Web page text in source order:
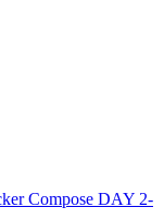
Compose DAY 2-